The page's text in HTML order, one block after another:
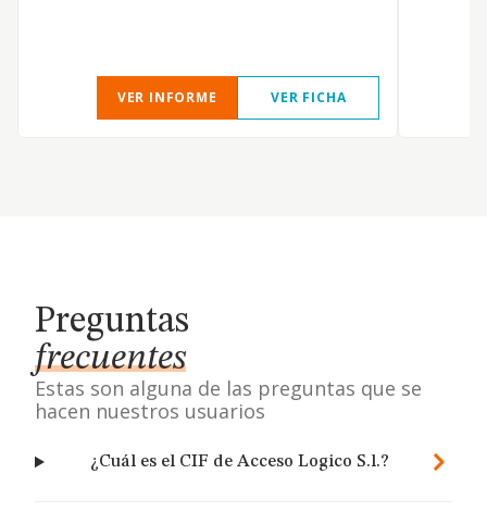
VER INFORME VER FICHA
Preguntas
frecuentes
Estas son alguna de las preguntas que se
hacen nuestros usuarios
¿Cuál es el CIF de Acceso Logico S.l.?